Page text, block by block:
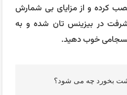
نصب کرده و از مزایای بی شمارش
در بیزینس تان شده و به
خوب دهید.
بخورد چه می شود؟